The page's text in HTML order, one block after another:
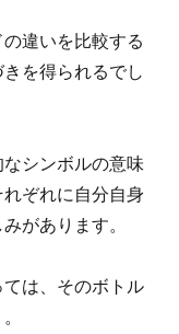
違いを比較する
を得られるでし
シンボルの意味
ぞれに自分自身
があります。
は、そのボトル